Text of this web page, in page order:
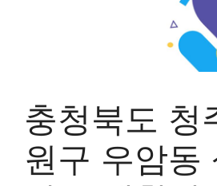
충청북도 청
원구 우암동